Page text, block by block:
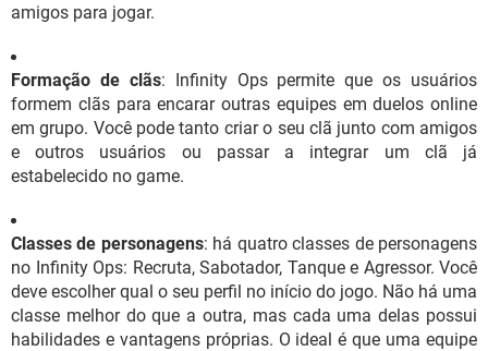
amigos para jogar.
Formação de clãs: Infinity Ops permite que os usuários
formem clãs para encarar outras equipes em duelos online
em grupo. Você pode tanto criar o seu clã junto com amigos
e outros usuários ou passar a integrar um clã já
estabelecido no game.
Classes de personagens: há quatro classes de personagens
no Infinity Ops: Recruta, Sabotador, Tanque e Agressor. Você
deve escolher qual o seu perfil no início do jogo. Não há uma
classe melhor do que a outra, mas cada uma delas possui
habilidades e vantagens próprias. O ideal é que uma equipe